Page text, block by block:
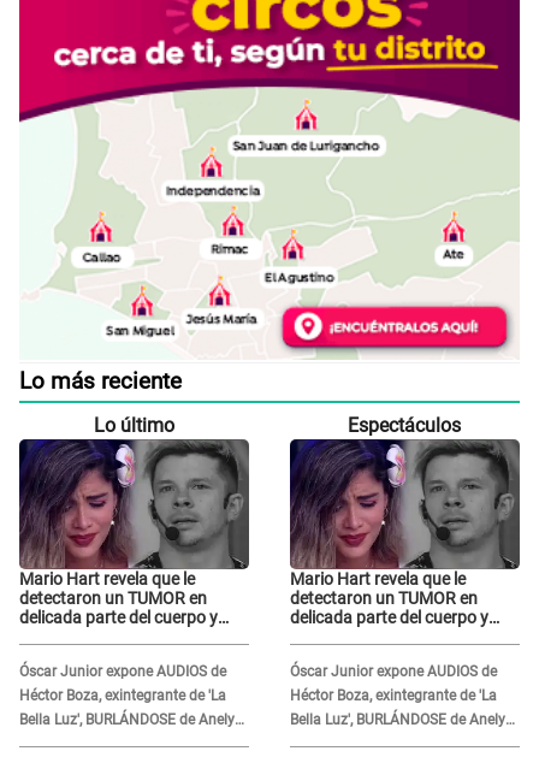
Lo más reciente
Lo último
Mario Hart revela que le
detectaron un TUMOR en
delicada parte del cuerpo y
Óscar Junior expone AUDIOS de
Héctor Boza, exintegrante de 'La
Bella Luz', BURLÁNDOSE de Anely
Dávila tras acusarlo de maltrato:
Espectáculos
Mario Hart revela que le
detectaron un TUMOR en
delicada parte del cuerpo y
Óscar Junior expone AUDIOS de
Héctor Boza, exintegrante de 'La
Bella Luz', BURLÁNDOSE de Anely
Dávila tras acusarlo de maltrato: